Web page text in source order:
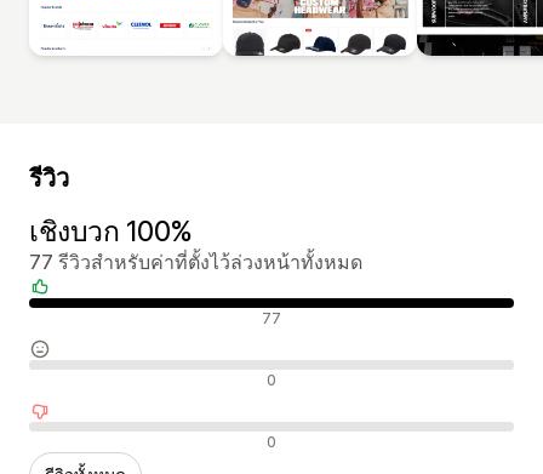
รีวิว
เชิงบวก 100%
77 รีวิวสำหรับค่าที่ตั้งไว้ล่วงหน้าทั้งหมด
รีวิวเชิงบวก 77
รีวิวที่เป็นกลาง 0
รีวิวเชิงลบ 0